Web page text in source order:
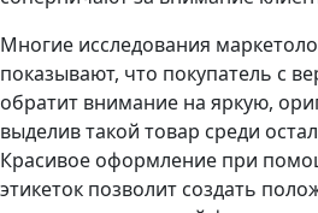
Многие исследования
показывают, что покупатель с
обратит внимание на яркую,
выделив такой товар среди
Красивое оформление при
этикеток позволит создать